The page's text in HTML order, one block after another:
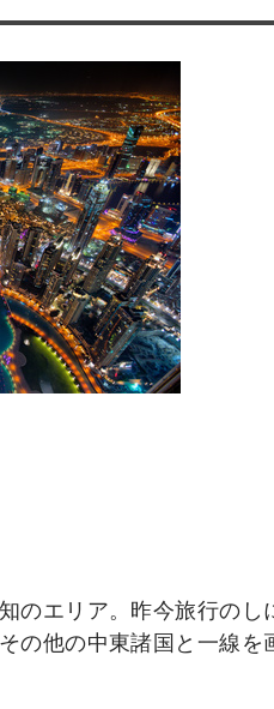
のエリア。昨今旅行のし
の他の中東諸国と一線を